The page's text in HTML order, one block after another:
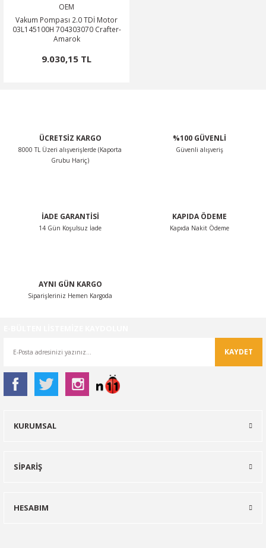
OEM
Vakum Pompası 2.0 TDİ Motor
03L145100H 704303070 Crafter-
Amarok
9.030,15 TL
ÜCRETSİZ KARGO
8000 TL Üzeri alışverişlerde (Kaporta
Grubu Hariç)
%100 GÜVENLİ
Güvenli alışveriş
İADE GARANTİSİ
14 Gün Koşulsuz İade
KAPIDA ÖDEME
Kapıda Nakit Ödeme
AYNI GÜN KARGO
Siparişleriniz Hemen Kargoda
KAYDET
KURUMSAL
SİPARİŞ
HESABIM